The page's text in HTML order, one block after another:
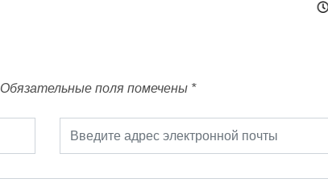
Обязательные поля помечены *